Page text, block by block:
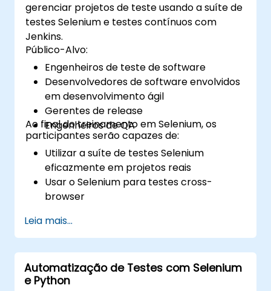
gerenciar projetos de teste usando a suíte de
testes Selenium e testes contínuos com
Jenkins.
Público-Alvo:
Engenheiros de teste de software
Desenvolvedores de software envolvidos
em desenvolvimento ágil
Gerentes de release
Engenheiros de QA
Ao final do treinamento em Selenium, os
participantes serão capazes de:
Utilizar a suíte de testes Selenium
eficazmente em projetos reais
Usar o Selenium para testes cross-
browser
Grid
Executar testes de regressão do Selenium
no Jenkins
Preparar relatórios de teste e relatórios
periódicos usando o Jenkins
Leia mais...
Automatização de Testes com Selenium
e Python